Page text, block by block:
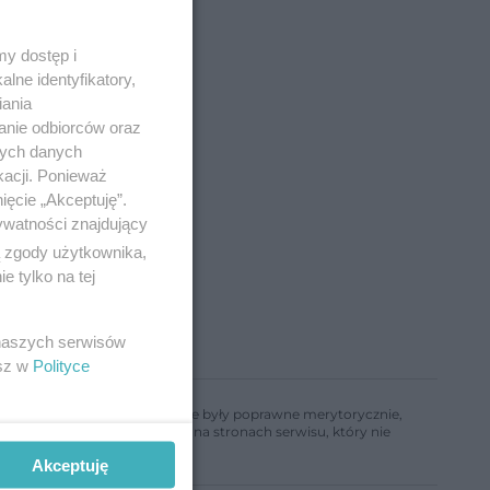
informacje w nim zawarte były poprawne merytorycznie,
informacji zamieszczonych na stronach serwisu, który nie
dostęp i
identyfikatory,
odbiorców oraz
danych
Ponieważ
„Akceptuję”.
znajdujący
użytkownika,
tylko na tej
serwisów
w Polityce
Akceptuję